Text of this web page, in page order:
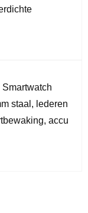
staal, lederen
accu